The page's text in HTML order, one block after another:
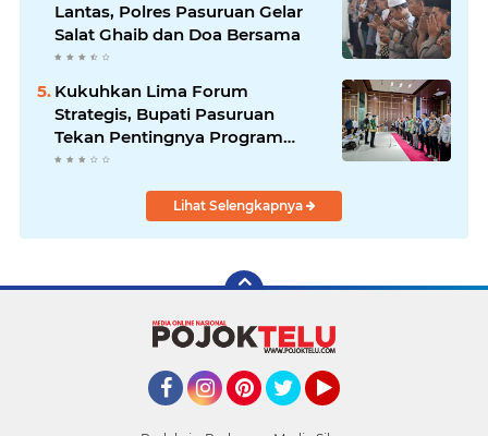
Lantas, Polres Pasuruan Gelar
Salat Ghaib dan Doa Bersama
Kukuhkan Lima Forum
Strategis, Bupati Pasuruan
Tekan Pentingnya Program
Nyata untuk Rakyat
Lihat Selengkapnya